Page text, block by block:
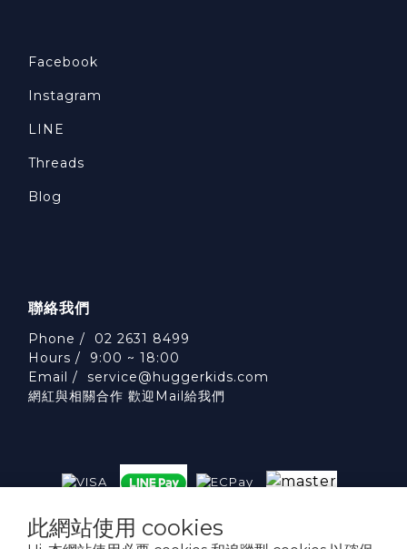
此網站使用 cookies
Facebook
Instagram
LINE
Threads
Blog
聯絡我們
Phone / 02 2631 8499
Hours / 9:00 ~ 18:00
Email / service@huggerkids.com
網紅與相關合作 歡迎Mail給我們
威斯邁國際有限公司 統一編號:53563252
台北市內湖區民權東路六段310號5樓